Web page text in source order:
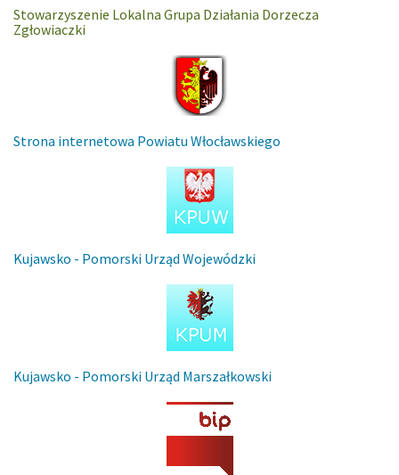
Stowarzyszenie Lokalna Grupa Działania Dorzecza
Zgłowiaczki
Strona internetowa Powiatu Włocławskiego
Kujawsko - Pomorski Urząd Wojewódzki
Kujawsko - Pomorski Urząd Marszałkowski